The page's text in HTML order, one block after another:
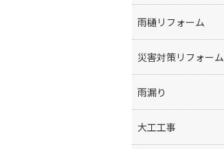
雨樋リフォーム
災害対策リフォーム
雨漏り
大工工事